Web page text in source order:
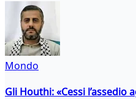
Mondo
Gli Houthi: «Cessi l’assedio